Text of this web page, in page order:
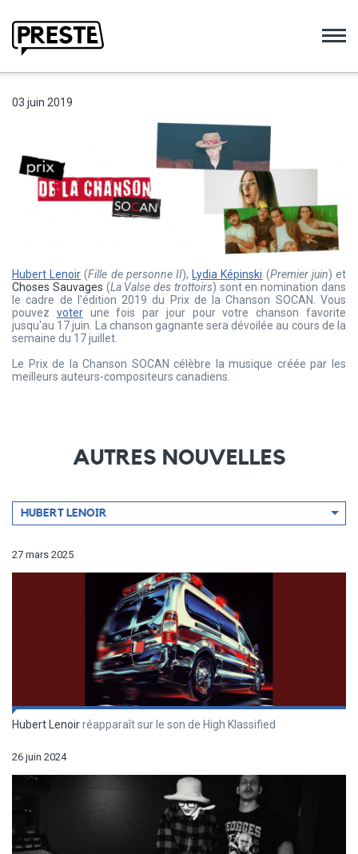
03 juin 2019
Hubert Lenoir (Fille de personne II), Lydia Képinski (Premier juin) et
Choses Sauvages (La Valse des trottoirs) sont en nomination dans
le cadre de l'édition 2019 du Prix de la Chanson SOCAN. Vous
pouvez voterune fois par jour pour votre chanson favorite
jusqu'au 17 juin. La chanson gagnante sera dévoilée au cours de la
semaine du 17 juillet.
Le Prix de la Chanson SOCAN célèbre la musique créée par les
meilleurs auteurs-compositeurs canadiens.
AUTRES NOUVELLES
Filtrer
par
HUBERT LENOIR
27 mars 2025
Hubert Lenoirréapparaît sur le son de High Klassified
26 juin 2024